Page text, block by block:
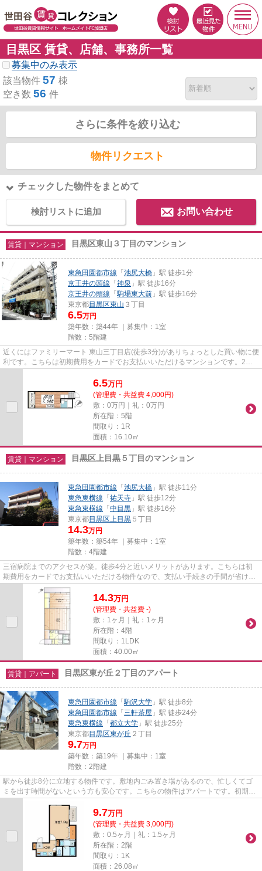
目黒区 賃貸、店舗、事務所一覧
募集中のみ表示
該当物件 57 棟
空き数 56 件
さらに条件を絞り込む
物件リクエスト
チェックした物件をまとめて
検討リストに追加 お問い合わせ
賃貸｜マンション 目黒区東山３丁目のマンション
東急田園都市線 「池尻大橋 」駅 徒歩1分
京王井の頭線 「神泉 」駅 徒歩16分
京王井の頭線 「駒場東大前 」駅 徒歩16分
東京都目黒区東山 ３丁目
6.5万円
築年数：築44年 ｜募集中： 1室
階数：5階建
近くにはファミリーマート 東山三丁目店(徒歩3分)がありちょっとした買い物に便
利です。こちらは初期費用をカードでお支払いいただけるマンションです。2つ
の沿線をご利用可能で、電車...
6.5万円
(管理費・共益費 4,000円)
敷：0万円｜礼：0万円
所在階：5階
間取り：1R
面積：16.10㎡
賃貸｜マンション 目黒区上目黒５丁目のマンション
東急田園都市線 「池尻大橋 」駅 徒歩11分
東急東横線 「祐天寺 」駅 徒歩12分
東急東横線 「中目黒 」駅 徒歩16分
東京都目黒区 上目黒 ５丁目
14.3万円
築年数：築54年 ｜募集中： 1室
階数：4階建
三宿病院までのアクセスが楽。徒歩4分と近いメリットがあります。こちらは初
期費用をカードでお支払いいただける物件なので、支払い手続きの手間が省けま
す。こちらの物件は、駅へも徒...
14.3万円
(管理費・共益費 -)
敷：1ヶ月｜礼：1ヶ月
所在階：4階
間取り：1LDK
面積：40.00㎡
賃貸｜アパート 目黒区東が丘２丁目のアパート
東急田園都市線 「駒沢大学 」駅 徒歩8分
東急田園都市線 「三軒茶屋 」駅 徒歩24分
東急東横線 「都立大学 」駅 徒歩25分
東京都目黒区東が丘 ２丁目
9.7万円
築年数：築19年 ｜募集中： 1室
階数：2階建
駅から徒歩8分に立地する物件です。敷地内ごみ置き場があるので、忙しくてゴ
ミを出す時間がないという方も安心です。こちらの物件はアパートです。初期費
用のカード決済ができます。駅...
9.7万円
(管理費・共益費 3,000円)
敷：0.5ヶ月｜礼：1.5ヶ月
所在階：2階
間取り：1K
面積：26.08㎡